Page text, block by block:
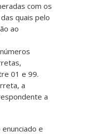
com os
quais pelo
ao
01 e 99.
a
a
e